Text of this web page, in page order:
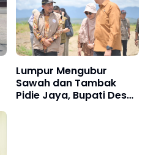
Lumpur Mengubur
Sawah dan Tambak
Pidie Jaya, Bupati Desak